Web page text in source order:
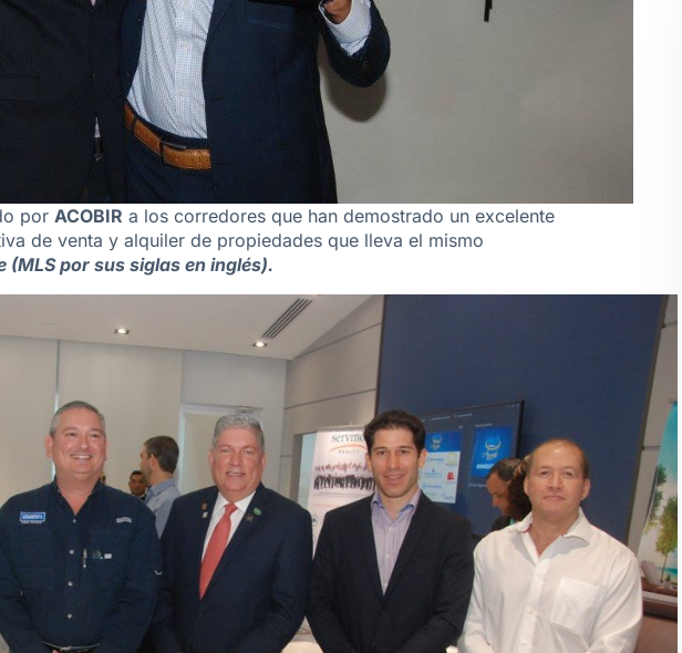
por ACOBIR a los corredores que han demostrado un excelente
de venta y alquiler de propiedades que lleva el mismo
por sus siglas en inglés).